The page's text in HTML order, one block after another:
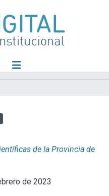
de la Provincia de
de 2023